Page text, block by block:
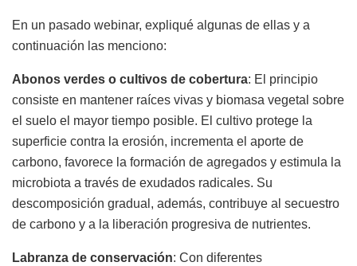
En un pasado webinar, expliqué algunas de ellas y a
continuación las menciono:
Abonos verdes o cultivos de cobertura: El principio
consiste en mantener raíces vivas y biomasa vegetal sobre
el suelo el mayor tiempo posible. El cultivo protege la
superficie contra la erosión, incrementa el aporte de
carbono, favorece la formación de agregados y estimula la
microbiota a través de exudados radicales. Su
descomposición gradual, además, contribuye al secuestro
de carbono y a la liberación progresiva de nutrientes.
Labranza de conservación: Con diferentes